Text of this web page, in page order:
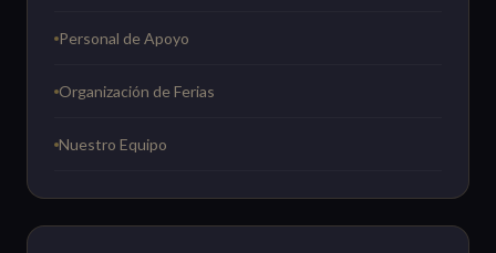
Personal de Apoyo
Organización de Ferias
Nuestro Equipo